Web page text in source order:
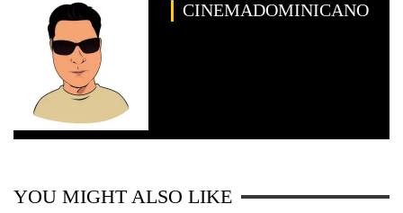
CINEMADOMINICANO
YOU MIGHT ALSO LIKE